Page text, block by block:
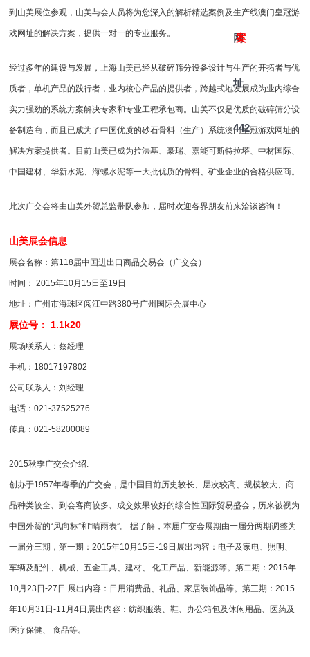
网
址
442
案
到山美展位参观，山美与会人员将为您深入的解析精选案例及生产线澳门皇冠游
戏网址的解决方案，提供一对一的专业服务。
经过多年的建设与发展，上海山美已经从破碎筛分设备设计与生产的开拓者与优
质者，单机产品的践行者，业内核心产品的提供者，跨越式地发展成为业内综合
实力强劲的系统方案解决专家和专业工程承包商。山美不仅是优质的破碎筛分设
备制造商，而且已成为了中国优质的砂石骨料（生产）系统澳门皇冠游戏网址的
解决方案提供者。目前山美已成为拉法基、豪瑞、嘉能可斯特拉塔、中材国际、
中国建材、华新水泥、海螺水泥等一大批优质的骨料、矿业企业的合格供应商。
此次广交会将由山美外贸总监带队参加，届时欢迎各界朋友前来洽谈咨询！
山美展会信息
展会名称：第118届中国进出口商品交易会（广交会）
时间： 2015年10月15日至19日
地址：广州市海珠区阅江中路380号广州国际会展中心
展位号： 1.1k20
展场联系人：蔡经理
手机：18017197802
公司联系人：刘经理
电话：021-37525276
传真：021-58200089
2015秋季广交会介绍:
创办于1957年春季的广交会，是中国目前历史较长、层次较高、规模较大、商
品种类较全、到会客商较多、成交效果较好的综合性国际贸易盛会，历来被视为
中国外贸的“风向标”和“晴雨表”。 据了解，本届广交会展期由一届分两期调整为
一届分三期，第一期：2015年10月15日-19日展出内容：电子及家电、照明、
车辆及配件、机械、五金工具、建材、 化工产品、新能源等。第二期：2015年
10月23日-27日 展出内容：日用消费品、礼品、家居装饰品等。第三期：2015
年10月31日-11月4日展出内容：纺织服装、鞋、办公箱包及休闲用品、医药及
医疗保健、 食品等。